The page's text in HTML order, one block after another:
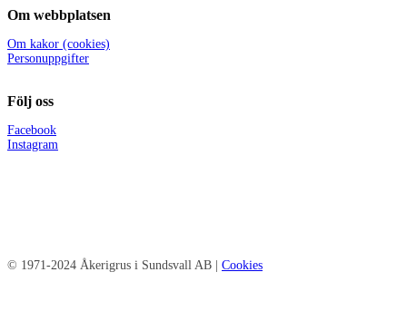
Om webbplatsen
Om kakor (cookies)
Personuppgifter
Följ oss
Facebook
Instagram
© 1971-2024 Åkerigrus i Sundsvall AB | Cookies